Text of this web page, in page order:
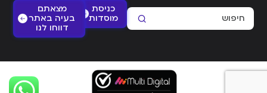
כניסת
מוסדות
מצאתם
בעיה באתר
דווחו לנו